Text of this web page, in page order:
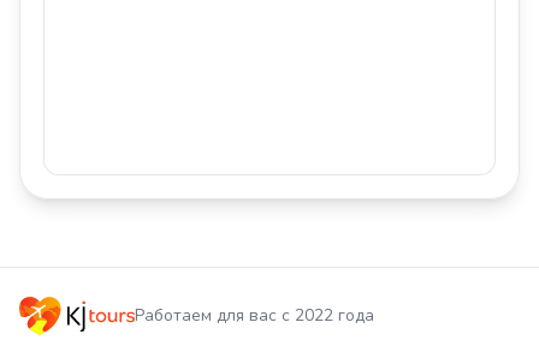
Работаем для вас с 2022 года